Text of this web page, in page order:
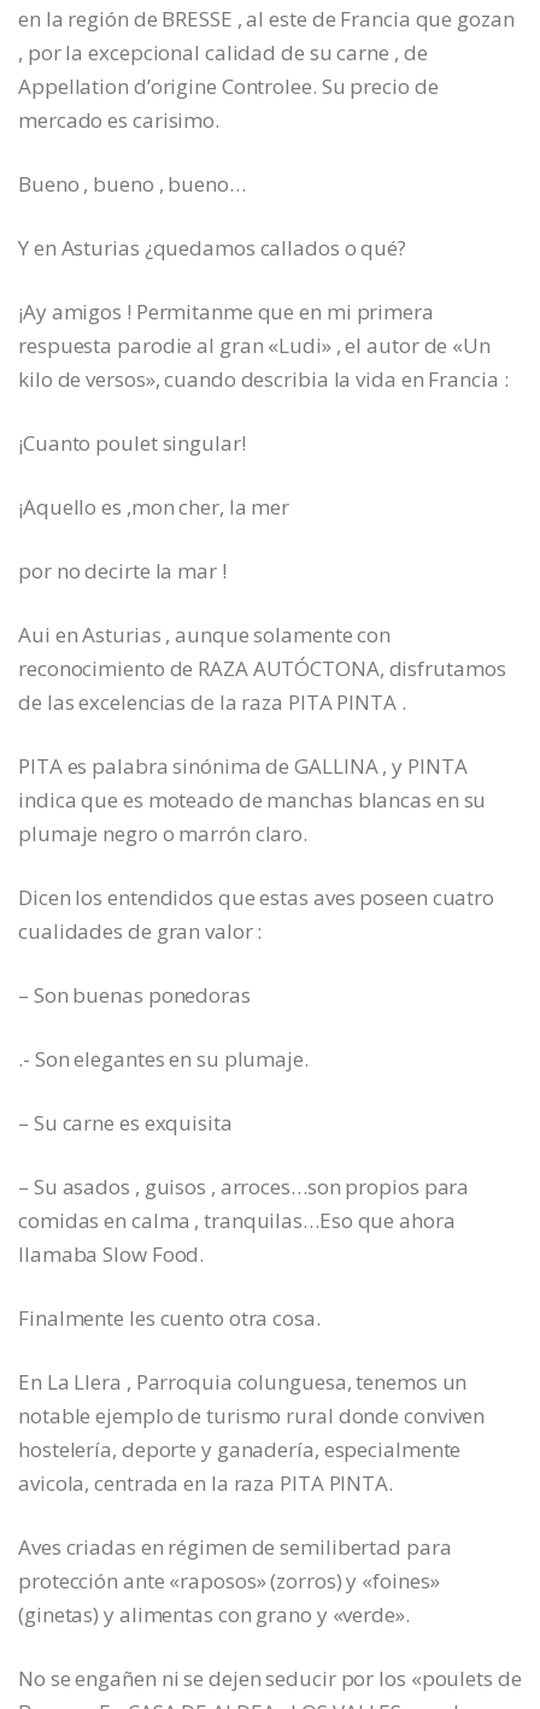
en la región de BRESSE , al este de Francia que gozan
, por la excepcional calidad de su carne , de
Appellation d’origine Controlee. Su precio de
mercado es carisimo.
Bueno , bueno , bueno…
Y en Asturias ¿quedamos callados o qué?
¡Ay amigos ! Permitanme que en mi primera
respuesta parodie al gran «Ludi» , el autor de «Un
kilo de versos», cuando describia la vida en Francia :
¡Cuanto poulet singular!
¡Aquello es ,mon cher, la mer
por no decirte la mar !
Aui en Asturias , aunque solamente con
reconocimiento de RAZA AUTÓCTONA, disfrutamos
de las excelencias de la raza PITA PINTA .
PITA es palabra sinónima de GALLINA , y PINTA
indica que es moteado de manchas blancas en su
plumaje negro o marrón claro.
Dicen los entendidos que estas aves poseen cuatro
cualidades de gran valor :
– Son buenas ponedoras
.- Son elegantes en su plumaje.
– Su carne es exquisita
– Su asados , guisos , arroces…son propios para
comidas en calma , tranquilas…Eso que ahora
llamaba Slow Food.
Finalmente les cuento otra cosa.
En La Llera , Parroquia colunguesa, tenemos un
notable ejemplo de turismo rural donde conviven
hostelería, deporte y ganadería, especialmente
avicola, centrada en la raza PITA PINTA.
Aves criadas en régimen de semilibertad para
protección ante «raposos» (zorros) y «foines»
(ginetas) y alimentas con grano y «verde».
No se engañen ni se dejen seducir por los «poulets de